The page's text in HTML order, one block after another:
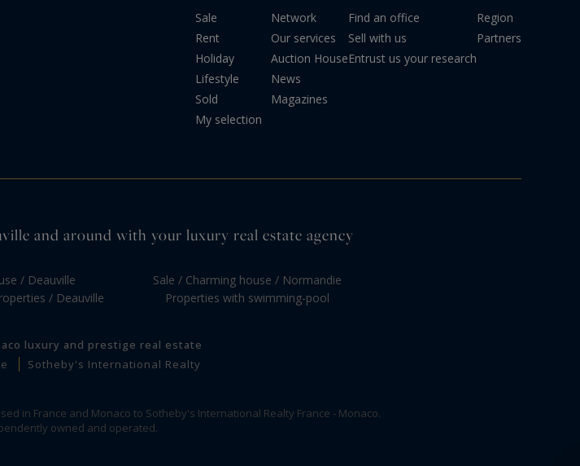
Sale
Rent
Holiday
Lifestyle
Sold
My selection
Network
Our services
Auction House
News
Magazines
Find an office
Sell with us
Entrust us your research
Region
Partners
and around with your luxury real estate agency
/ Deauville
/ Deauville
Sale / Charming house / Normandie
Properties with swimming-pool
luxury and prestige real estate
Sotheby's International Realty
in France and Monaco to Sotheby's International Realty France - Monaco.
owned and operated.